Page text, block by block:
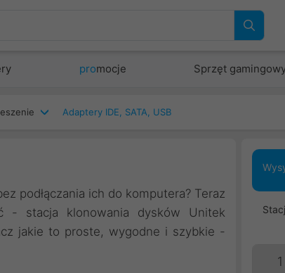
promocje Sprzęt
Adaptery IDE, SATA, USB
podłączania ich do komputera? Teraz
- stacja klonowania dysków Unitek
jakie to proste, wygodne i szybkie -